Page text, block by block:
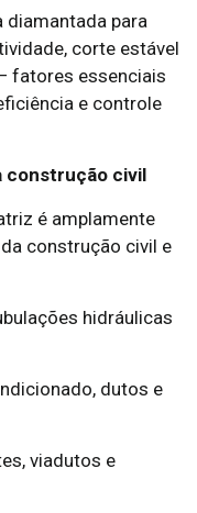
diamantada para
corte estável
fatores essenciais
e controle
construção civil
é amplamente
construção civil e
hidráulicas
dutos e
viadutos e